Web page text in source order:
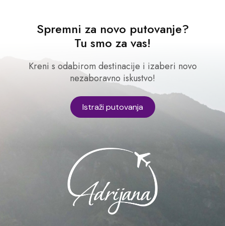
Spremni za novo putovanje?
Tu smo za vas!
Kreni s odabirom destinacije i izaberi novo
nezaboravno iskustvo!
Istraži putovanja